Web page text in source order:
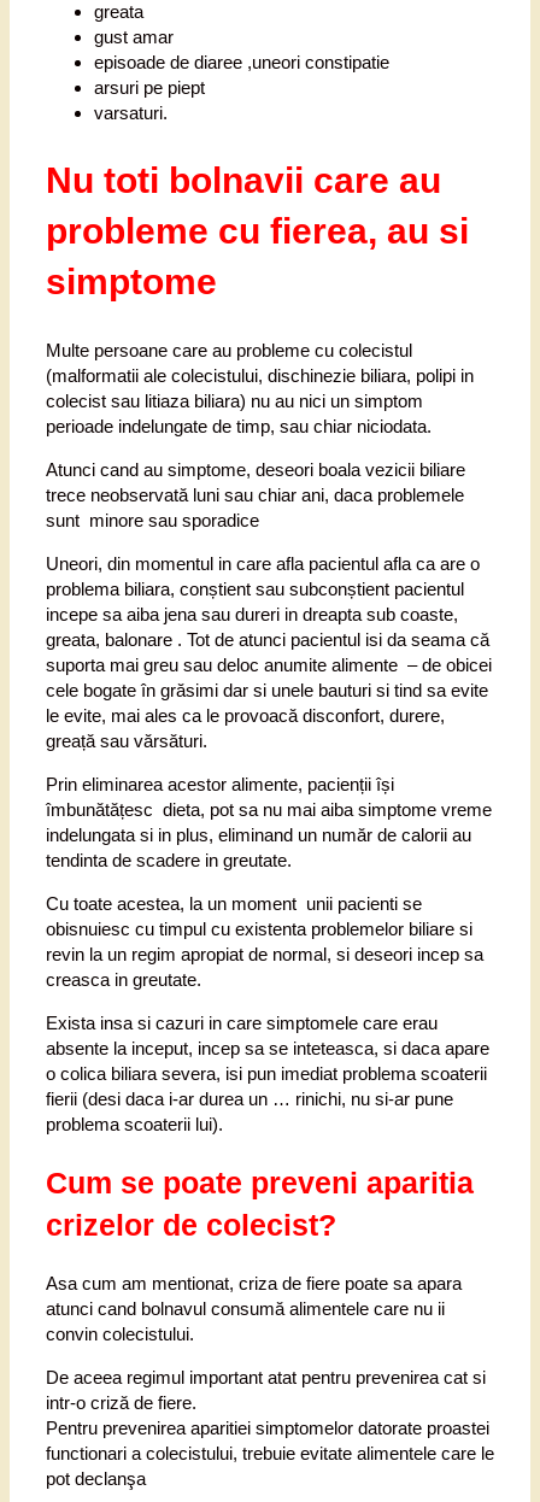
greata
gust amar
episoade de diaree ,uneori constipatie
arsuri pe piept
varsaturi.
Nu toti bolnavii care au
probleme cu fierea, au si
simptome
Multe persoane care au probleme cu colecistul
(malformatii ale colecistului, dischinezie biliara, polipi in
colecist sau litiaza biliara) nu au nici un simptom
perioade indelungate de timp, sau chiar niciodata.
Atunci cand au simptome, deseori boala vezicii biliare
trece neobservată luni sau chiar ani, daca problemele
sunt minore sau sporadice
Uneori, din momentul in care afla pacientul afla ca are o
problema biliara, conștient sau subconștient pacientul
incepe sa aiba jena sau dureri in dreapta sub coaste,
greata, balonare . Tot de atunci pacientul isi da seama că
suporta mai greu sau deloc anumite alimente – de obicei
cele bogate în grăsimi dar si unele bauturi si tind sa evite
le evite, mai ales ca le provoacă disconfort, durere,
greață sau vărsături.
Prin eliminarea acestor alimente, pacienții își
îmbunătățesc dieta, pot sa nu mai aiba simptome vreme
indelungata si in plus, eliminand un număr de calorii au
tendinta de scadere in greutate.
Cu toate acestea, la un moment unii pacienti se
obisnuiesc cu timpul cu existenta problemelor biliare si
revin la un regim apropiat de normal, si deseori incep sa
creasca in greutate.
Exista insa si cazuri in care simptomele care erau
absente la inceput, incep sa se inteteasca, si daca apare
o colica biliara severa, isi pun imediat problema scoaterii
fierii (desi daca i-ar durea un … rinichi, nu si-ar pune
problema scoaterii lui).
Cum se poate preveni aparitia
crizelor de colecist?
Asa cum am mentionat, criza de fiere poate sa apara
atunci cand bolnavul consumă alimentele care nu ii
convin colecistului.
De aceea regimul important atat pentru prevenirea cat si
intr-o criză de fiere.
Pentru prevenirea aparitiei simptomelor datorate proastei
functionari a colecistului, trebuie evitate alimentele care le
pot declanşa